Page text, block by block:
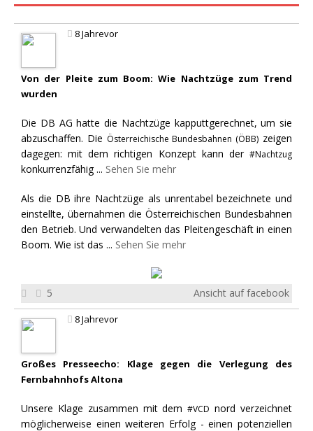
8 Jahrevor
Von der Pleite zum Boom: Wie Nachtzüge zum Trend
wurden
Die DB AG hatte die Nachtzüge kapputtgerechnet, um sie
abzuschaffen. Die Österreichische Bundesbahnen (ÖBB) zeigen
dagegen: mit dem richtigen Konzept kann der #Nachtzug
konkurrenzfähig ... Sehen Sie mehr
Als die DB ihre Nachtzüge als unrentabel bezeichnete und
einstellte, übernahmen die Österreichischen Bundesbahnen
den Betrieb. Und verwandelten das Pleitengeschäft in einen
Boom. Wie ist das ... Sehen Sie mehr
5 Ansicht auf facebook
8 Jahrevor
Großes Presseecho: Klage gegen die Verlegung des
Fernbahnhofs Altona
Unsere Klage zusammen mit dem#VCD nord verzeichnet
möglicherweise einen weiteren Erfolg - einen potenziellen